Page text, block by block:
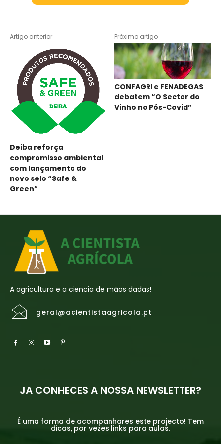
Artigo anterior
Deiba reforça
compromisso ambiental
com lançamento do
novo selo “Safe &
Green”
Próximo artigo
CONFAGRI e FENADEGAS
debatem “O Sector do
Vinho no Pós-Covid”
A agricultura e a ciencia de mãos dadas!
geral@acientistaagricola.pt
JA CONHECES A NOSSA NEWSLETTER?
É uma forma de acompanhares este projecto! Tem
dicas, por vezes links para aulas.